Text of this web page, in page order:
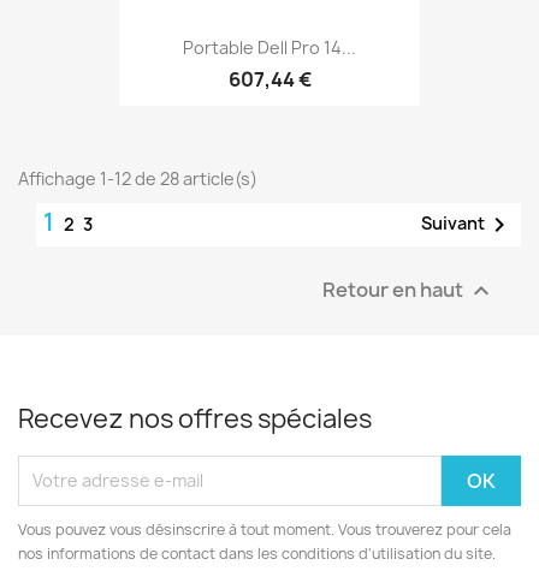
Portable Dell Pro 14...
607,44 €
Affichage 1-12 de 28 article(s)
1 2 3 Suivant 
Retour en haut 
Recevez nos offres spéciales
Vous pouvez vous désinscrire à tout moment. Vous trouverez pour cela
nos informations de contact dans les conditions d'utilisation du site.